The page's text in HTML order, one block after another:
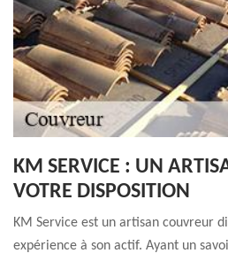
KM SERVICE : UN
VOTRE DISPOSITION
KM Service est un artisan couvreur
expérience à son actif. Ayant un